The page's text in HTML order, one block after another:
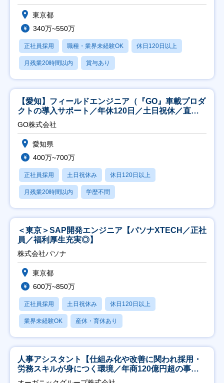
東京都
340万~550万
正社員採用 職種・業界未経験OK 休日120日以上
月残業20時間以内 賞与あり
【愛知】フィールドエンジニア（『GO』車載プロダ
クトの導入サポート／年休120日／土日祝休／直行
直帰
GO株式会社
愛知県
400万~700万
正社員採用 土日祝休み 休日120日以上
月残業20時間以内 学歴不問
＜東京＞SAP開発エンジニア【パソナXTECH／正社
員／福利厚生充実◎】
株式会社パソナ
東京都
600万~850万
正社員採用 土日祝休み 休日120日以上
業界未経験OK 産休・育休あり
人事アシスタント【仕組み化や改善に関われ採用・
労務スキルが身につく環境／年商120億円超の事業
会社】